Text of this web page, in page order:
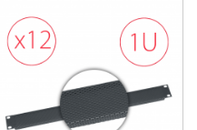
VTF1-CP12